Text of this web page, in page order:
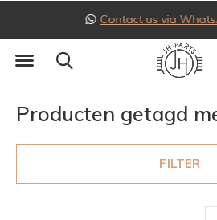
Follow us on
Producten getagd
FILTER